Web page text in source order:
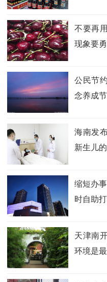
不要再
现象要
公民节
念养成
海南发
新生儿
缩短办
时自助
天津南
环境是